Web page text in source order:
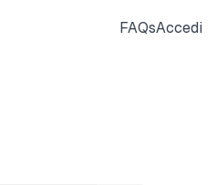
FAQsAccedi